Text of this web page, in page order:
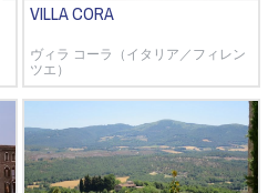
VILLA CORA
ヴィラ コーラ（イタリア／フィレン
ツエ）